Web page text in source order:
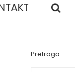
Pretraga